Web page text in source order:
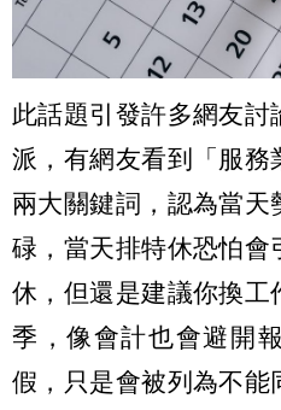
此話題引發許多網友討
派，有網友看到「服務
兩大關鍵詞，認為當
碌，當天排特休恐怕會
休，但還是建議你換工
季，像會計也會避開
假，只是會被列為不能